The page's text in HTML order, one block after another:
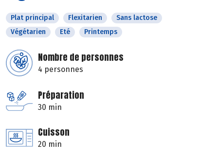
Plat principal Flexitarien
Sans lactose
Végétarien
Eté Printemps
Nombre de personnes
4 personnes
Préparation
30 min
Cuisson
20 min